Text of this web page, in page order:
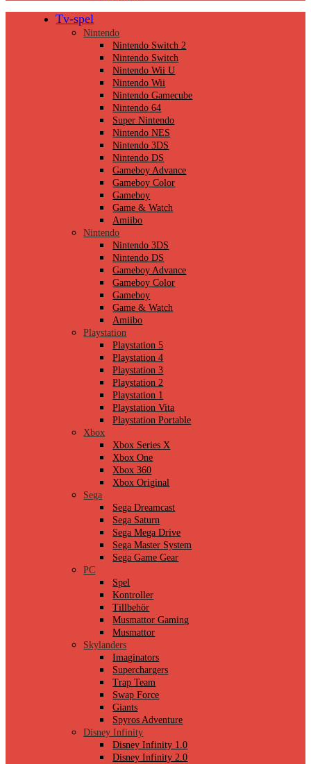
Tv-spel
Nintendo
Nintendo Switch 2
Nintendo Switch
Nintendo Wii U
Nintendo Wii
Nintendo Gamecube
Nintendo 64
Super Nintendo
Nintendo NES
Nintendo 3DS
Nintendo DS
Gameboy Advance
Gameboy Color
Gameboy
Game & Watch
Amiibo
Nintendo
Nintendo 3DS
Nintendo DS
Gameboy Advance
Gameboy Color
Gameboy
Game & Watch
Amiibo
Playstation
Playstation 5
Playstation 4
Playstation 3
Playstation 2
Playstation 1
Playstation Vita
Playstation Portable
Xbox
Xbox Series X
Xbox One
Xbox 360
Xbox Original
Sega
Sega Dreamcast
Sega Saturn
Sega Mega Drive
Sega Master System
Sega Game Gear
PC
Spel
Kontroller
Tillbehör
Musmattor Gaming
Musmattor
Skylanders
Imaginators
Superchargers
Trap Team
Swap Force
Giants
Spyros Adventure
Disney Infinity
Disney Infinity 1.0
Disney Infinity 2.0